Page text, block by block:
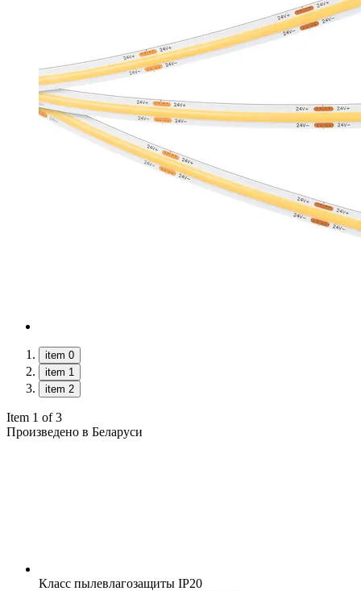
item 0
item 1
item 2
Item 1 of 3
Произведено в Беларуси
Класс пылевлагозащиты IP20